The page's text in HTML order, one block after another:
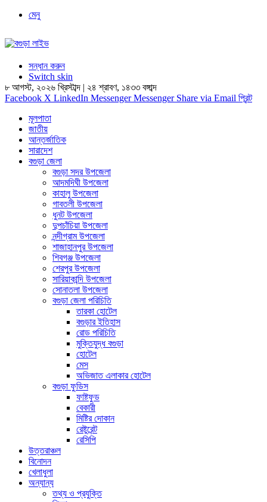
মেনু
সন্ধান করুন
Switch skin
৮ আগস্ট, ২০২৬ খ্রিস্টাব্দ | ২৪ শ্রাবণ, ১৪৩৩ বঙ্গাব্দ
Facebook X LinkedIn Messenger Messenger Share via Email প্রিন্ট
মূলপাতা
জাতীয়
আন্তর্জাতিক
সারাদেশ
বগুড়া জেলা
বগুড়া সদর উপজেলা
আদমদিঘী উপজেলা
কাহালু উপজেলা
গাবতলী উপজেলা
ধুনট উপজেলা
দুপচাঁচিয়া উপজেলা
নন্দীগ্রাম উপজেলা
শাজাহানপুর উপজেলা
শিবগঞ্জ উপজেলা
শেরপুর উপজেলা
সারিয়াকান্দি উপজেলা
সোনাতলা উপজেলা
বগুড়া জেলা পরিচিতি
তারকা হোটেল
বগুড়ার ইতিহাস
রোড পরিচিতি
মুক্তিযুদ্ধ বগুড়া
হোটেল
মেস
অভিজাত এলাকার হোটেল
বগুড়া ফুডিস
ফাষ্টফুড
বেকারী
মিষ্টির দোকান
রেষ্টুরেন্ট
রেসিপি
উত্তরাঞ্চল
বিনোদন
খেলাধুলা
অন্যান্য
তথ্য ও প্রযুক্তি